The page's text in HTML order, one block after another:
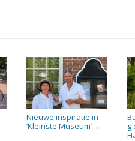
Nieuwe inspiratie in
‘Kleinste Museum’→
g